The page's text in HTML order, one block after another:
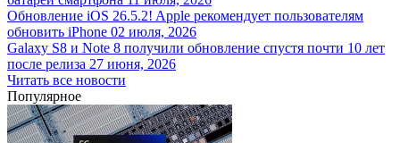
Обновление iOS 26.5.2! Apple рекомендует пользователям
обновить iPhone 02 июля, 2026
Galaxy S8 и Note 8 получили обновление спустя почти 10 лет
после релиза 27 июня, 2026
Читать все новости
Популярное